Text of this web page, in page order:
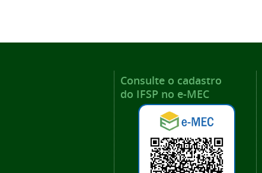
Consulte o cadastro
do IFSP no e-MEC